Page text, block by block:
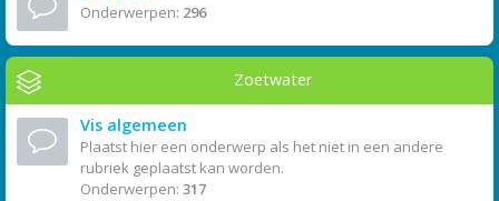
Onderwerpen: 296
Zoetwater
Vis algemeen
Plaatst hier een onderwerp als het niet in een andere
rubriek geplaatst kan worden.
Onderwerpen: 317